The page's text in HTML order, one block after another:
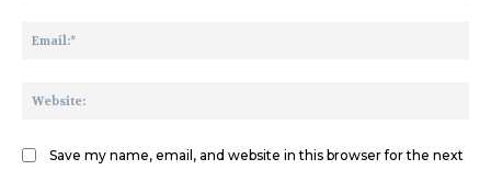
Save my name, email, and website in this browser for the next